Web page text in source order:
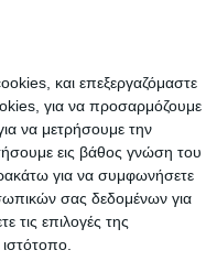
και επεξεργαζόμαστε
για να προσαρμόζουμε
να μετρήσουμε την
εις βάθος γνώση του
για να συμφωνήσετε
σας δεδομένων για
τις επιλογές της